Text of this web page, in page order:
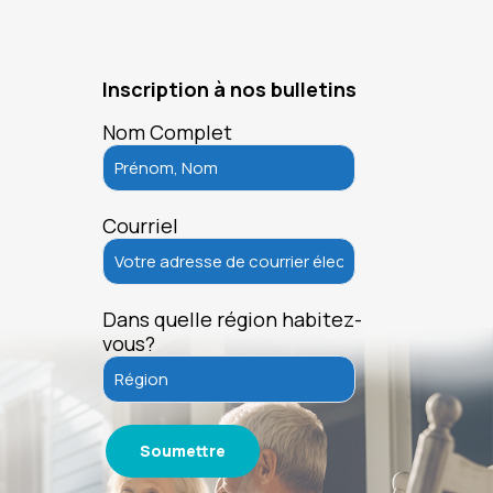
Inscription à nos bulletins
Nom Complet
Courriel
Dans quelle région habitez-
vous?